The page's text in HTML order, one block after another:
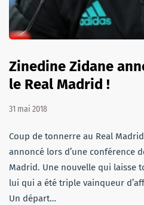
Zinedine Zidane
le Real Madrid !
31 mai 2018
Coup de tonnerre au Real
annoncé lors d’une conférence
Madrid. Une nouvelle qui laisse
lui qui a été triple vainqueur
Un départ…